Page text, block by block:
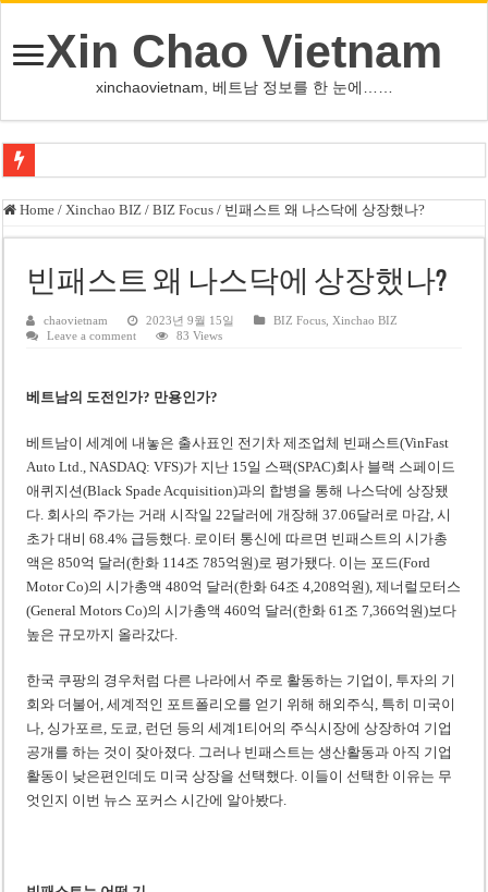
Xin Chao Vietnam
xinchaovietnam, 베트남 정보를 한 눈에……
오덕 목사, 32년 베트남 삶 담은 첫 디카시집 ‘한 컷의 서정’ 출간
베트남 화학·플라스틱 기업 납세 상위 10곳 공개…절반은 국영기업
MWG 대표 “올해 이익 목표 9조2천억동, 2~3개월 조기 달성 자신”
미화원 쪽방 휴게실 논란…허리도 못 펴는 열악한 환경
미 국방부, 육군 참모총장 임명 난항
조세심판원, 배우 유연석 30억 세금 불복 청구 기각
Home / Xinchao BIZ / BIZ Focus / 빈패스트 왜 나스닥에 상장했나?
빈패스트 왜 나스닥에 상장했나?
chaovietnam 2023년 9월 15일 BIZ Focus Xinchao BIZ
Leave a comment
83 Views
베트남의 도전인가? 만용인가?
베트남이 세계에 내놓은 출사표인 전기차 제조업체 빈패스트(VinFast
Auto Ltd., NASDAQ: VFS)가 지난 15일 스팩(SPAC)회사 블랙 스페이드
애퀴지션(Black Spade Acquisition)과의 합병을 통해 나스닥에 상장됐
다. 회사의 주가는 거래 시작일 22달러에 개장해 37.06달러로 마감, 시
초가 대비 68.4% 급등했다. 로이터 통신에 따르면 빈패스트의 시가총
액은 850억 달러(한화 114조 785억원)로 평가됐다. 이는 포드(Ford
Motor Co)의 시가총액 480억 달러(한화 64조 4,208억원), 제너럴모터스
(General Motors Co)의 시가총액 460억 달러(한화 61조 7,366억원)보다
높은 규모까지 올라갔다.
한국 쿠팡의 경우처럼 다른 나라에서 주로 활동하는 기업이, 투자의 기
회와 더불어, 세계적인 포트폴리오를 얻기 위해 해외주식, 특히 미국이
나, 싱가포르, 도쿄, 런던 등의 세계1티어의 주식시장에 상장하여 기업
공개를 하는 것이 잦아졌다. 그러나 빈패스트는 생산활동과 아직 기업
활동이 낮은편인데도 미국 상장을 선택했다. 이들이 선택한 이유는 무
엇인지 이번 뉴스 포커스 시간에 알아봤다.